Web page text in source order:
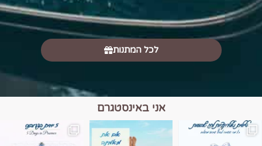
לכל המתנות
אני באינסטגרם
הם הגבול 💙🩵